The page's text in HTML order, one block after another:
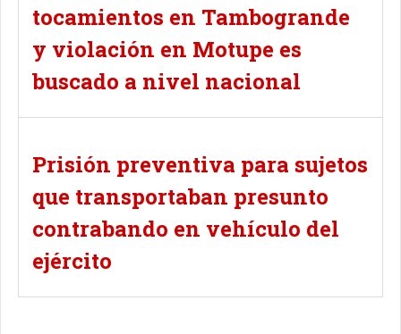
tocamientos en Tambogrande
y violación en Motupe es
buscado a nivel nacional
Prisión preventiva para sujetos
que transportaban presunto
contrabando en vehículo del
ejército